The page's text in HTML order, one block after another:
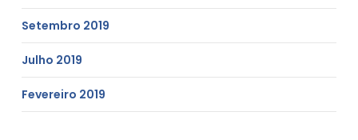
Setembro 2019
Julho 2019
Fevereiro 2019